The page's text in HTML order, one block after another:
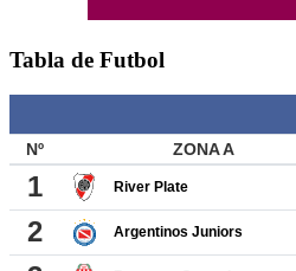
Tabla de Futbol